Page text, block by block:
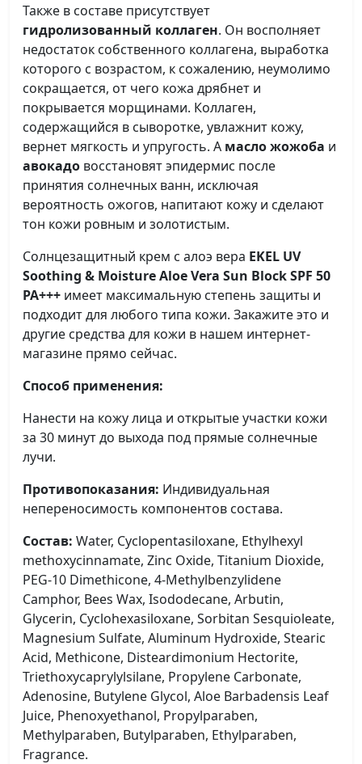
Также в составе присутствует
гидролизованный коллаген. Он восполняет
недостаток собственного коллагена, выработка
которого с возрастом, к сожалению, неумолимо
сокращается, от чего кожа дрябнет и
покрывается морщинами. Коллаген,
содержащийся в сыворотке, увлажнит кожу,
вернет мягкость и упругость. А масло жожоба и
авокадо восстановят эпидермис после
принятия солнечных ванн, исключая
вероятность ожогов, напитают кожу и сделают
тон кожи ровным и золотистым.
Солнцезащитный крем с алоэ вера EKEL UV
Soothing & Moisture Aloe Vera Sun Block SPF 50
PA+++ имеет максимальную степень защиты и
подходит для любого типа кожи. Закажите это и
другие средства для кожи в нашем интернет-
магазине прямо сейчас.
Способ применения:
Нанести на кожу лица и открытые участки кожи
за 30 минут до выхода под прямые солнечные
лучи.
Противопоказания: Индивидуальная
непереносимость компонентов состава.
Состав: Water, Cyclopentasiloxane, Ethylhexyl
methoxycinnamate, Zinc Oxide, Titanium Dioxide,
PEG-10 Dimethicone, 4-Methylbenzylidene
Camphor, Bees Wax, Isododecane, Arbutin,
Glycerin, Cyclohexasiloxane, Sorbitan Sesquioleate,
Magnesium Sulfate, Aluminum Hydroxide, Stearic
Acid, Methicone, Disteardimonium Hectorite,
Triethoxycaprylylsilane, Propylene Carbonate,
Adenosine, Butylene Glycol, Aloe Barbadensis Leaf
Juice, Phenoxyethanol, Propylparaben,
Methylparaben, Butylparaben, Ethylparaben,
Fragrance.